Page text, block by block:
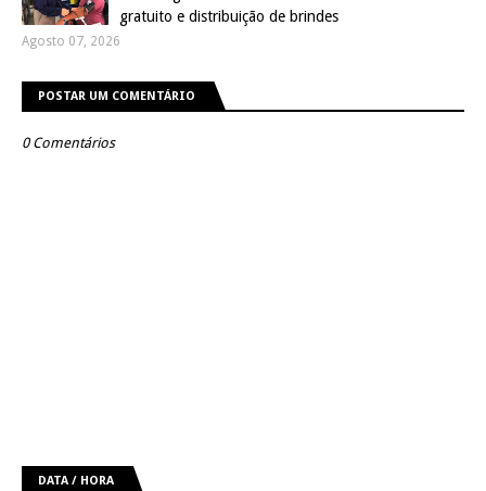
gratuito e distribuição de brindes
Agosto 07, 2026
POSTAR UM COMENTÁRIO
0 Comentários
DATA / HORA